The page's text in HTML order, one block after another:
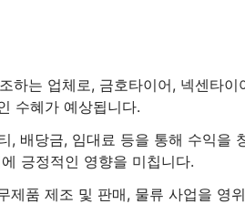
하는 업체로, 금호타이어, 넥센타이
수혜가 예상됩니다.
, 배당금, 임대료 등을 통해 수익을
긍정적인 영향을 미칩니다.
제품 제조 및 판매, 물류 사업을 영위